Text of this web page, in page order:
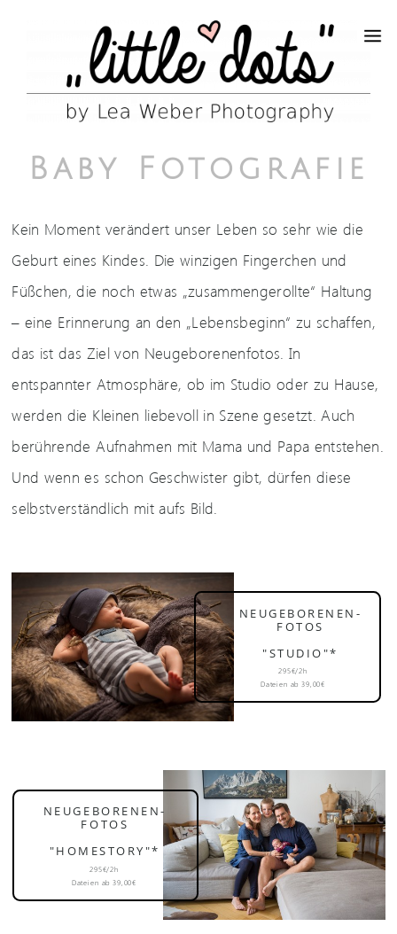
Baby Fotografie
Kein Moment verändert unser Leben so sehr wie die
Geburt eines Kindes. Die winzigen Fingerchen und
Füßchen, die noch etwas „zusammengerollte“ Haltung
– eine Erinnerung an den „Lebensbeginn“ zu schaffen,
das ist das Ziel von Neugeborenenfotos. In
entspannter Atmosphäre, ob im Studio oder zu Hause,
werden die Kleinen liebevoll in Szene gesetzt. Auch
berührende Aufnahmen mit Mama und Papa entstehen.
Und wenn es schon Geschwister gibt, dürfen diese
selbstverständlich mit aufs Bild.
NEUGEBORENEN-
FOTOS
"STUDIO"*
295€/2h
Dateien ab 39,00€
NEUGEBORENEN-
FOTOS
"HOMESTORY"*
295€/2h
Dateien ab 39,00€